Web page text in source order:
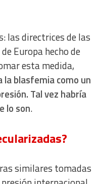
las directrices de las
Europa hecho de
esta medida,
la blasfemia como un
Tal vez habría
lo son.
similares tomadas